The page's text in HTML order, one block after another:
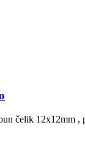
čelik 12x12mm ,